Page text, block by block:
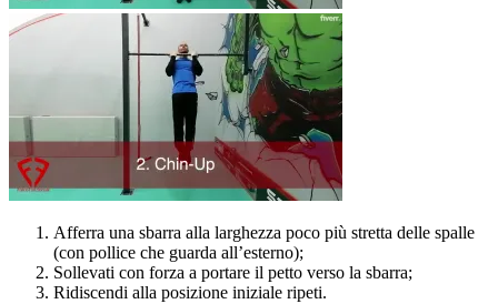
Afferra una sbarra alla larghezza poco più stretta delle spalle
(con pollice che guarda all’esterno);
Sollevati con forza a portare il petto verso la sbarra;
Ridiscendi alla posizione iniziale ripeti.